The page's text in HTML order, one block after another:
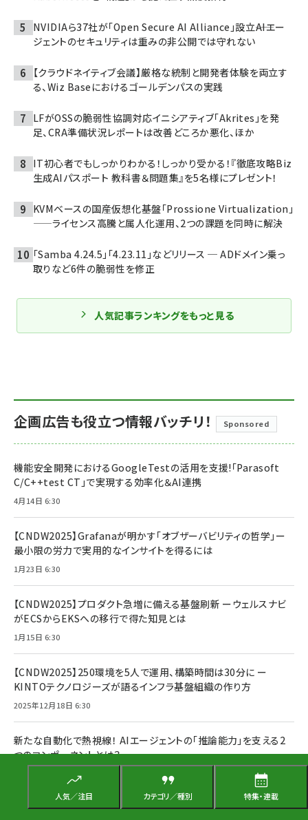
人気／注目 カテゴリ／種別 特集・連載
NVIDIAら37社が「Open Secure AI Alliance」設立――AIエー
ジェントのセキュリティは重みの非公開では守れない
【クラウドネイティブ会議】厳格な統制と開発者体験を両立す
る、Wiz Baseにおけるゴールデンパスの実践
LFがOSSの脆弱性協調対応イニシアティブ「Akrites」を発
足、CRA準備状況レポートは改善どころか悪化、ほか
IT初心者でもしっかりわかる！しっかり受かる！『徹底攻略Biz
生成AIパスポート 教科書＆問題集』を5名様にプレゼント！
KVMベースの国産仮想化基盤「Prossione Virtualization」
——ライセンス高騰と属人化運用、2つの課題を同時に解決
「Samba 4.24.5」「4.23.11」などリリース ─ ADドメイン乗っ
取りなど6件の脆弱性を修正
人気記事ランキングをもっと見る
企画広告も役立つ情報バッチリ！ Sponsored
機能安全開発におけるGoogleTestの活用を支援!「Parasoft
C/C++test CT」で実現する効率化＆AI連携
4月14日 6:30
【CNDW2025】Grafanaが明かす「オブザーバビリティの哲学」ー
最小限の労力で実用的なインサイトを得るには
1月23日 6:30
【CNDW2025】プロダクト急増に備える基盤刷新 ーウェルスナビ
がECSからEKSへの移行で得た知見とは
1月15日 6:30
【CNDW2025】250環境を5人で運用、構築時間は30分に ー
KINTOテクノロジーズが語るインフラ基盤組織の作り方
2025年12月18日 6:30
新たな自動化で熱視線！ AIエージェントの「推論能力」を支える2
つのコンポーネントとは？
2025年11月28日 6:30
IoTに生成AIを掛け合わせる「AI-driven IoT」で現場のIoTデー